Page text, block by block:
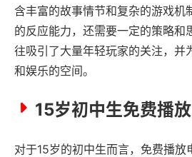
含丰富的故事情节和复杂的游戏机
的反应能力，还需要一定的策略和
往吸引了大量年轻玩家的关注，并
和娱乐的空间。
15岁初中生免费播
对于15岁的初中生而言，免费播放